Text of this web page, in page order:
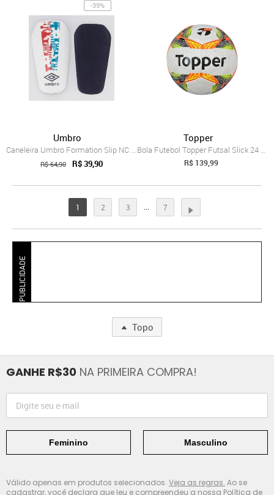
-39%
Umbro
Caneleira Umbro Formation Slip NC Branca e Marinho
R$ 64,90 R$ 39,90
Topper
Bola Futebol Topper Futsal Slick 24 7434...
R$ 139,99
1 2 3 7
PUBLICIDADE
Topo
GANHE R$30 NA PRIMEIRA COMPRA!
Feminino Masculino
Válido apenas em produtos selecionados. Veja as regras. Ao se
cadastrar, você declara que leu e compreendeu a nossa Política de